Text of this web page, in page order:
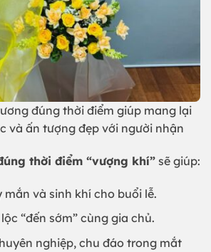
đúng thời điểm giúp mang lại
và ấn tượng đẹp với người nhận
thời điểm “vượng khí” sẽ giúp:
mắn và sinh khí cho buổi lễ.
“đến sớm” cùng gia chủ.
nghiệp, chu đáo trong mắt